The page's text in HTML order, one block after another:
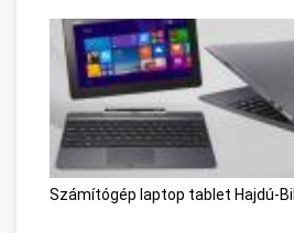
Számítógép laptop tablet Hajdú-